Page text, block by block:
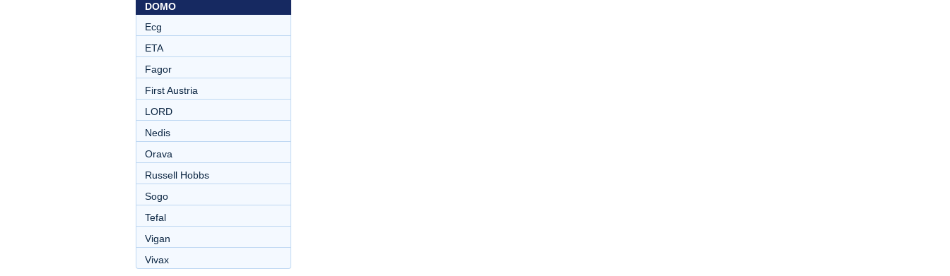
DOMO
Ecg
ETA
Fagor
First Austria
LORD
Nedis
Orava
Russell Hobbs
Sogo
Tefal
Vigan
Vivax